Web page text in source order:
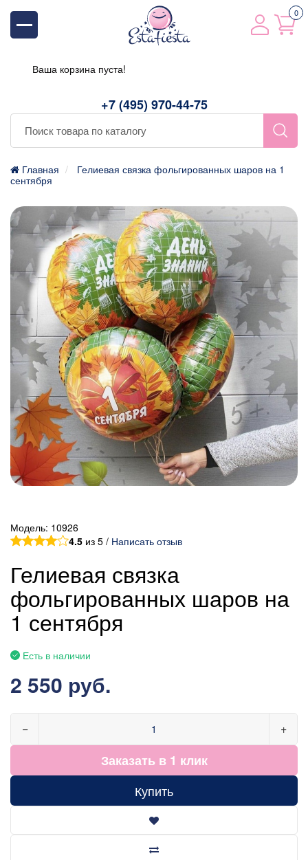
+7 (495) 970-44-75
0
Ваша корзина пуста!
Главная
Гелиевая связка фольгированных шаров на 1
сентября
Модель: 10926
4.5 из 5 / Написать отзыв
Гелиевая связка
фольгированных шаров на
1 сентября
Есть в наличии
2 550 руб.
− +
Заказать в 1 клик
Купить